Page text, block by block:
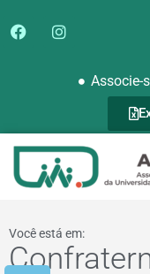
Associe-
Você está em: